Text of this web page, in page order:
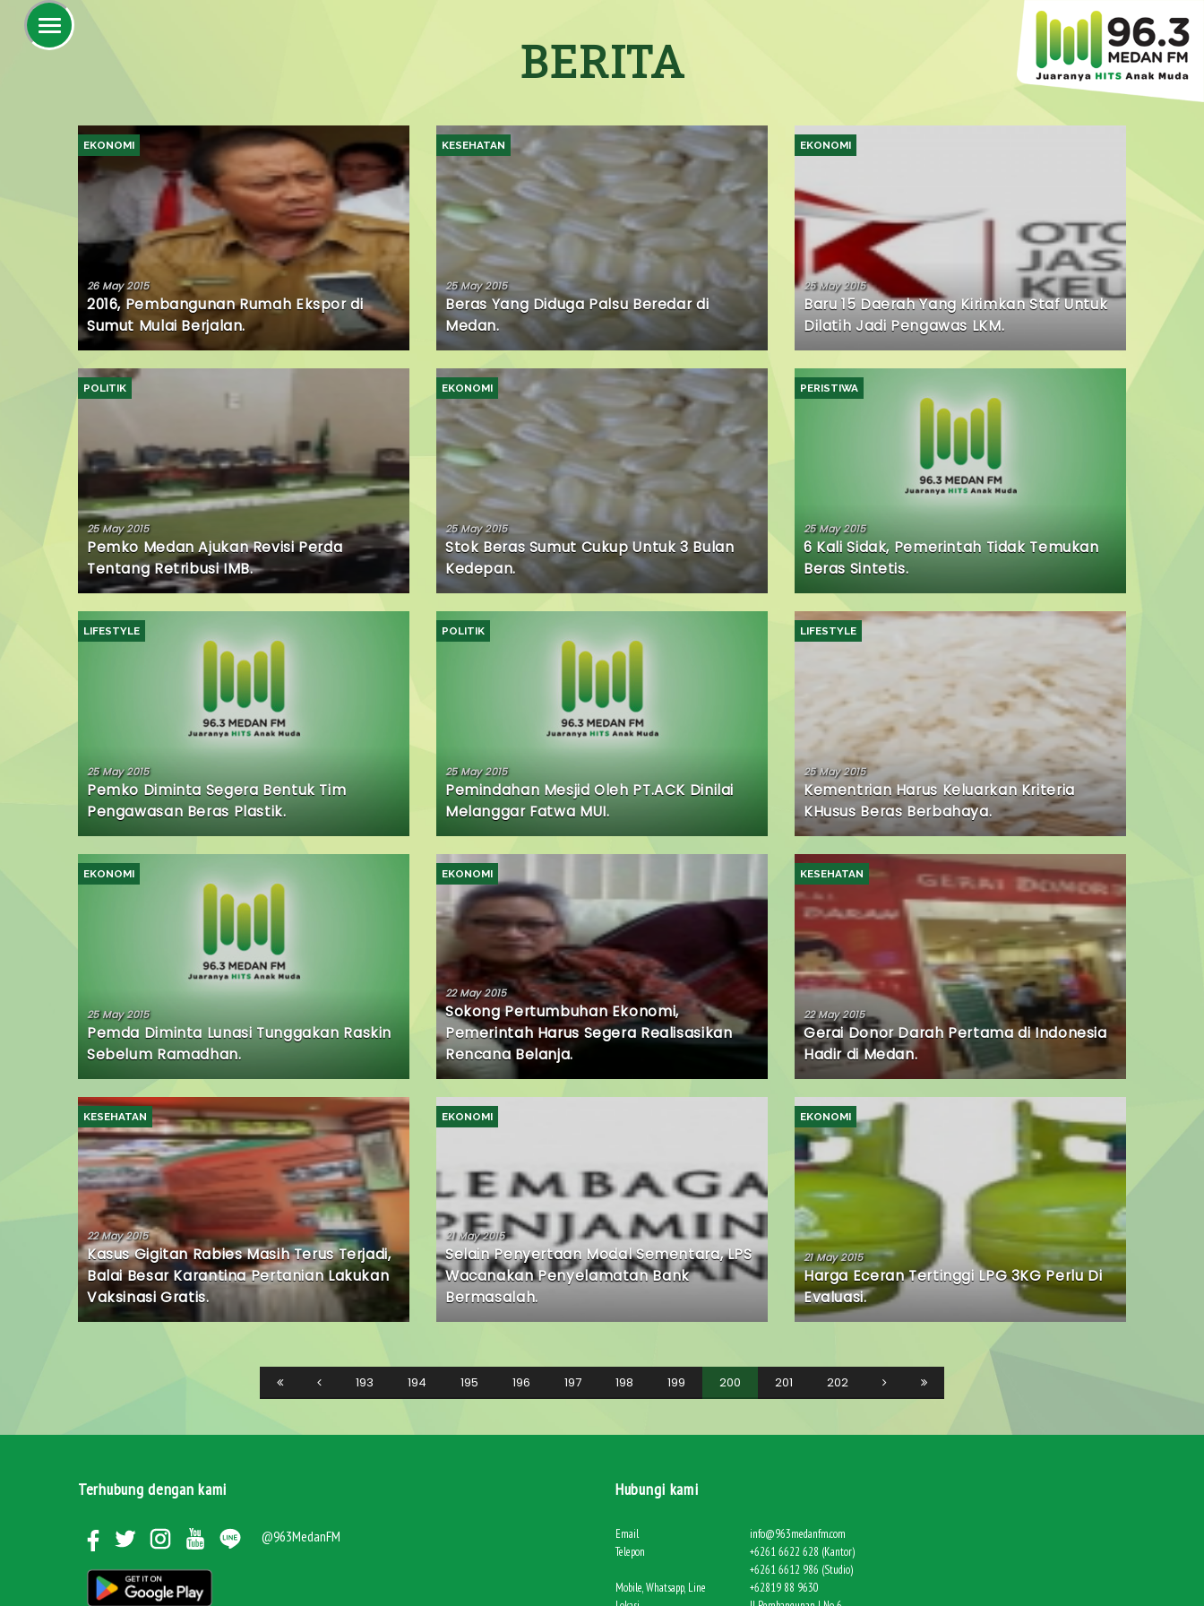
BERITA
EKONOMI
26 May 2015
2016, Pembangunan Rumah Ekspor di
Sumut Mulai Berjalan.
KESEHATAN
25 May 2015
Beras Yang Diduga Palsu Beredar di
Medan.
EKONOMI
25 May 2015
Baru 15 Daerah Yang Kirimkan Staf Untuk
Dilatih Jadi Pengawas LKM.
POLITIK
25 May 2015
Pemko Medan Ajukan Revisi Perda
Tentang Retribusi IMB.
EKONOMI
25 May 2015
Stok Beras Sumut Cukup Untuk 3 Bulan
Kedepan.
PERISTIWA
25 May 2015
6 Kali Sidak, Pemerintah Tidak Temukan
Beras Sintetis.
LIFESTYLE
25 May 2015
Pemko Diminta Segera Bentuk Tim
Pengawasan Beras Plastik.
POLITIK
25 May 2015
Pemindahan Mesjid Oleh PT.ACK Dinilai
Melanggar Fatwa MUI.
LIFESTYLE
25 May 2015
Kementrian Harus Keluarkan Kriteria
KHusus Beras Berbahaya.
EKONOMI
25 May 2015
Pemda Diminta Lunasi Tunggakan Raskin
Sebelum Ramadhan.
EKONOMI
22 May 2015
Sokong Pertumbuhan Ekonomi,
Pemerintah Harus Segera Realisasikan
Rencana Belanja.
KESEHATAN
22 May 2015
Gerai Donor Darah Pertama di Indonesia
Hadir di Medan.
KESEHATAN
22 May 2015
Kasus Gigitan Rabies Masih Terus Terjadi,
Balai Besar Karantina Pertanian Lakukan
Vaksinasi Gratis.
EKONOMI
21 May 2015
Selain Penyertaan Modal Sementara, LPS
Wacanakan Penyelamatan Bank
Bermasalah.
EKONOMI
21 May 2015
Harga Eceran Tertinggi LPG 3KG Perlu Di
Evaluasi.
193 194 195 196 197 198 199 200 201 202
Terhubung dengan kami
@963MedanFM
Hubungi kami
Email
info@963medanfm.com
Telepon
+6261 6622 628 (Kantor)
+6261 6612 986 (Studio)
Mobile, Whatsapp, Line
+62819 88 9630